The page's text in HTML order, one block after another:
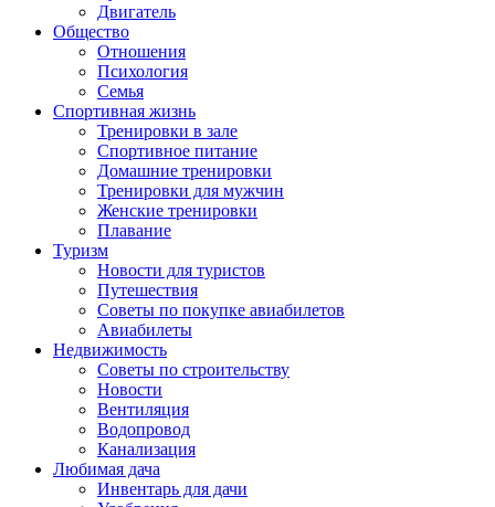
Двигатель
Общество
Отношения
Психология
Семья
Спортивная жизнь
Тренировки в зале
Спортивное питание
Домашние тренировки
Тренировки для мужчин
Женские тренировки
Плавание
Туризм
Новости для туристов
Путешествия
Советы по покупке авиабилетов
Авиабилеты
Недвижимость
Советы по строительству
Новости
Вентиляция
Водопровод
Канализация
Любимая дача
Инвентарь для дачи